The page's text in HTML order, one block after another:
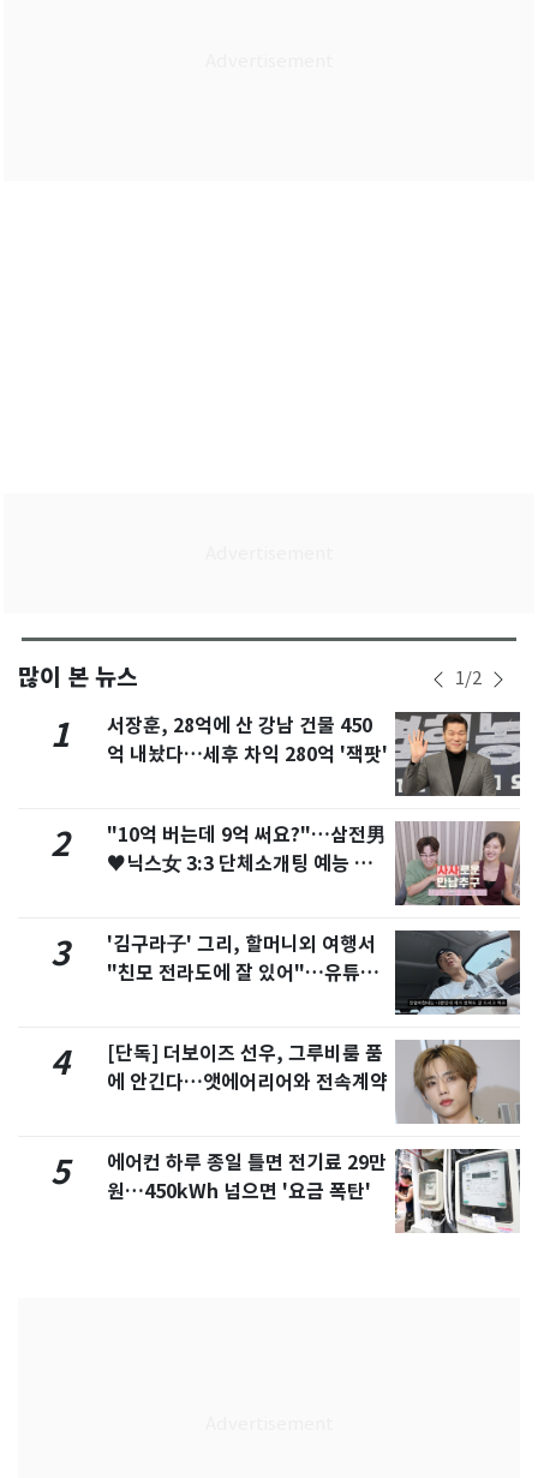
많이 본 뉴스 1/2
1
서장훈, 28억에 산 강남 건물 450
억 내놨다…세후 차익 280억 '잭팟'
2
"10억 버는데 9억 써요?"…삼전男
♥닉스女 3:3 단체소개팅 예능 화
3
'김구라子' 그리, 할머니외 여행서
"친모 전라도에 잘 있어"…유튜브
4
[단독] 더보이즈 선우, 그루비룸 품
에 안긴다…앳에어리어와 전속계약
5
에어컨 하루 종일 틀면 전기료 29만
원…450kWh 넘으면 '요금 폭탄'